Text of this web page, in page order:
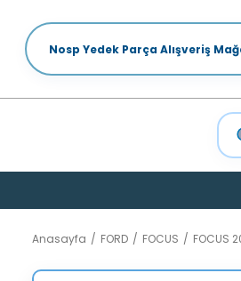
Nosp Yedek Parça Alışveriş
Anasayfa FORD FOCUS FOCUS